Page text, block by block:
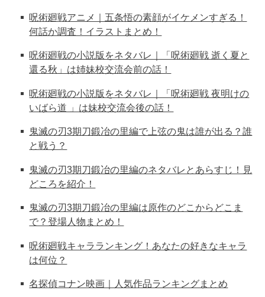
呪術廻戦アニメ｜五条悟の素顔がイケメンすぎる！
何話か調査！イラストまとめ！
呪術廻戦の小説版をネタバレ｜「呪術廻戦 逝く夏と
還る秋」は姉妹校交流会前の話！
呪術廻戦の小説版をネタバレ｜「呪術廻戦 夜明けの
いばら道 」は妹校交流会後の話！
鬼滅の刃3期刀鍛冶の里編で上弦の鬼は誰が出る？誰
と戦う？
鬼滅の刃3期刀鍛冶の里編のネタバレとあらすじ！見
どころを紹介！
鬼滅の刃3期刀鍛冶の里編は原作のどこからどこま
で？登場人物まとめ！
呪術廻戦キャラランキング！あなたの好きなキャラ
は何位？
名探偵コナン映画｜人気作品ランキングまとめ